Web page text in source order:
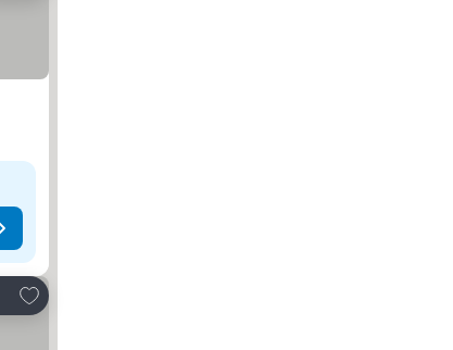
Lisää suosikkeihin